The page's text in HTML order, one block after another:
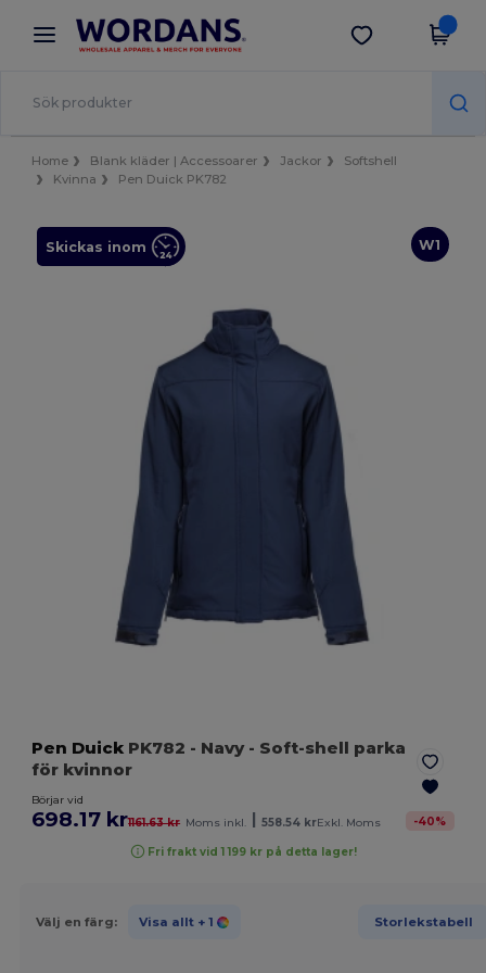
× Wordans-app
Bättre priser i appen!
Hämta app
Home Blank kläder | Accessoarer Jackor
Softshell
Kvinna
Pen Duick PK782
W1
Skickas inom
Pen Duick PK782 - Navy- Soft-shell parka
för kvinnor
Börjar vid
698.17 kr1161.63 kr Moms inkl. 558.54 krExkl. Moms -40%
Fri frakt vid 1 199 kr på detta lager!
Välj en färg: Visa allt + 1 Storlekstabell